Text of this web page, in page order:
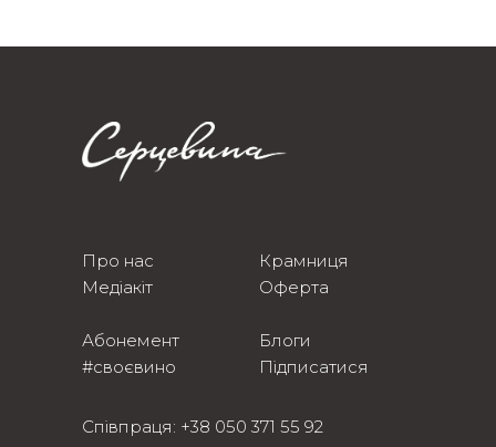
Про нас
Медіакіт
Абонемент
#своєвино
Крамниця
Оферта
Блоги
Підписатися
Співпраця: +38 050 371 55 92